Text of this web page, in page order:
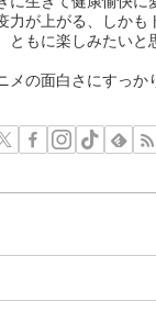
力が上がる、しかも
ともに楽しみたいと
メの面白さにすっか